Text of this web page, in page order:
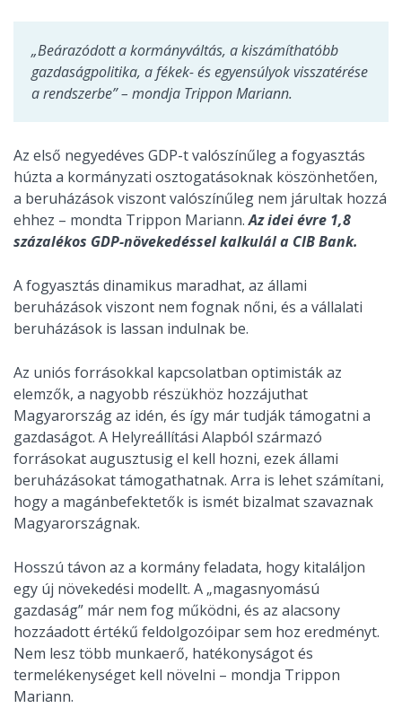
„Beárazódott a kormányváltás, a kiszámíthatóbb
gazdaságpolitika, a fékek- és egyensúlyok visszatérése
a rendszerbe” – mondja Trippon Mariann.
Az első negyedéves GDP-t valószínűleg a fogyasztás
húzta a kormányzati osztogatásoknak köszönhetően,
a beruházások viszont valószínűleg nem járultak hozzá
ehhez – mondta Trippon Mariann.Az idei évre 1,8
százalékos GDP-növekedéssel kalkulál a CIB Bank.
A fogyasztás dinamikus maradhat, az állami
beruházások viszont nem fognak nőni, és a vállalati
beruházások is lassan indulnak be.
Az uniós forrásokkal kapcsolatban optimisták az
elemzők, a nagyobb részükhöz hozzájuthat
Magyarország az idén, és így már tudják támogatni a
gazdaságot. A Helyreállítási Alapból származó
forrásokat augusztusig el kell hozni, ezek állami
beruházásokat támogathatnak. Arra is lehet számítani,
hogy a magánbefektetők is ismét bizalmat szavaznak
Magyarországnak.
Hosszú távon az a kormány feladata, hogy kitaláljon
egy új növekedési modellt. A „magasnyomású
gazdaság” már nem fog működni, és az alacsony
hozzáadott értékű feldolgozóipar sem hoz eredményt.
Nem lesz több munkaerő, hatékonyságot és
termelékenységet kell növelni – mondja Trippon
Mariann.